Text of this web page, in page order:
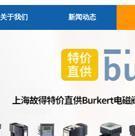
关于我们 新闻动态